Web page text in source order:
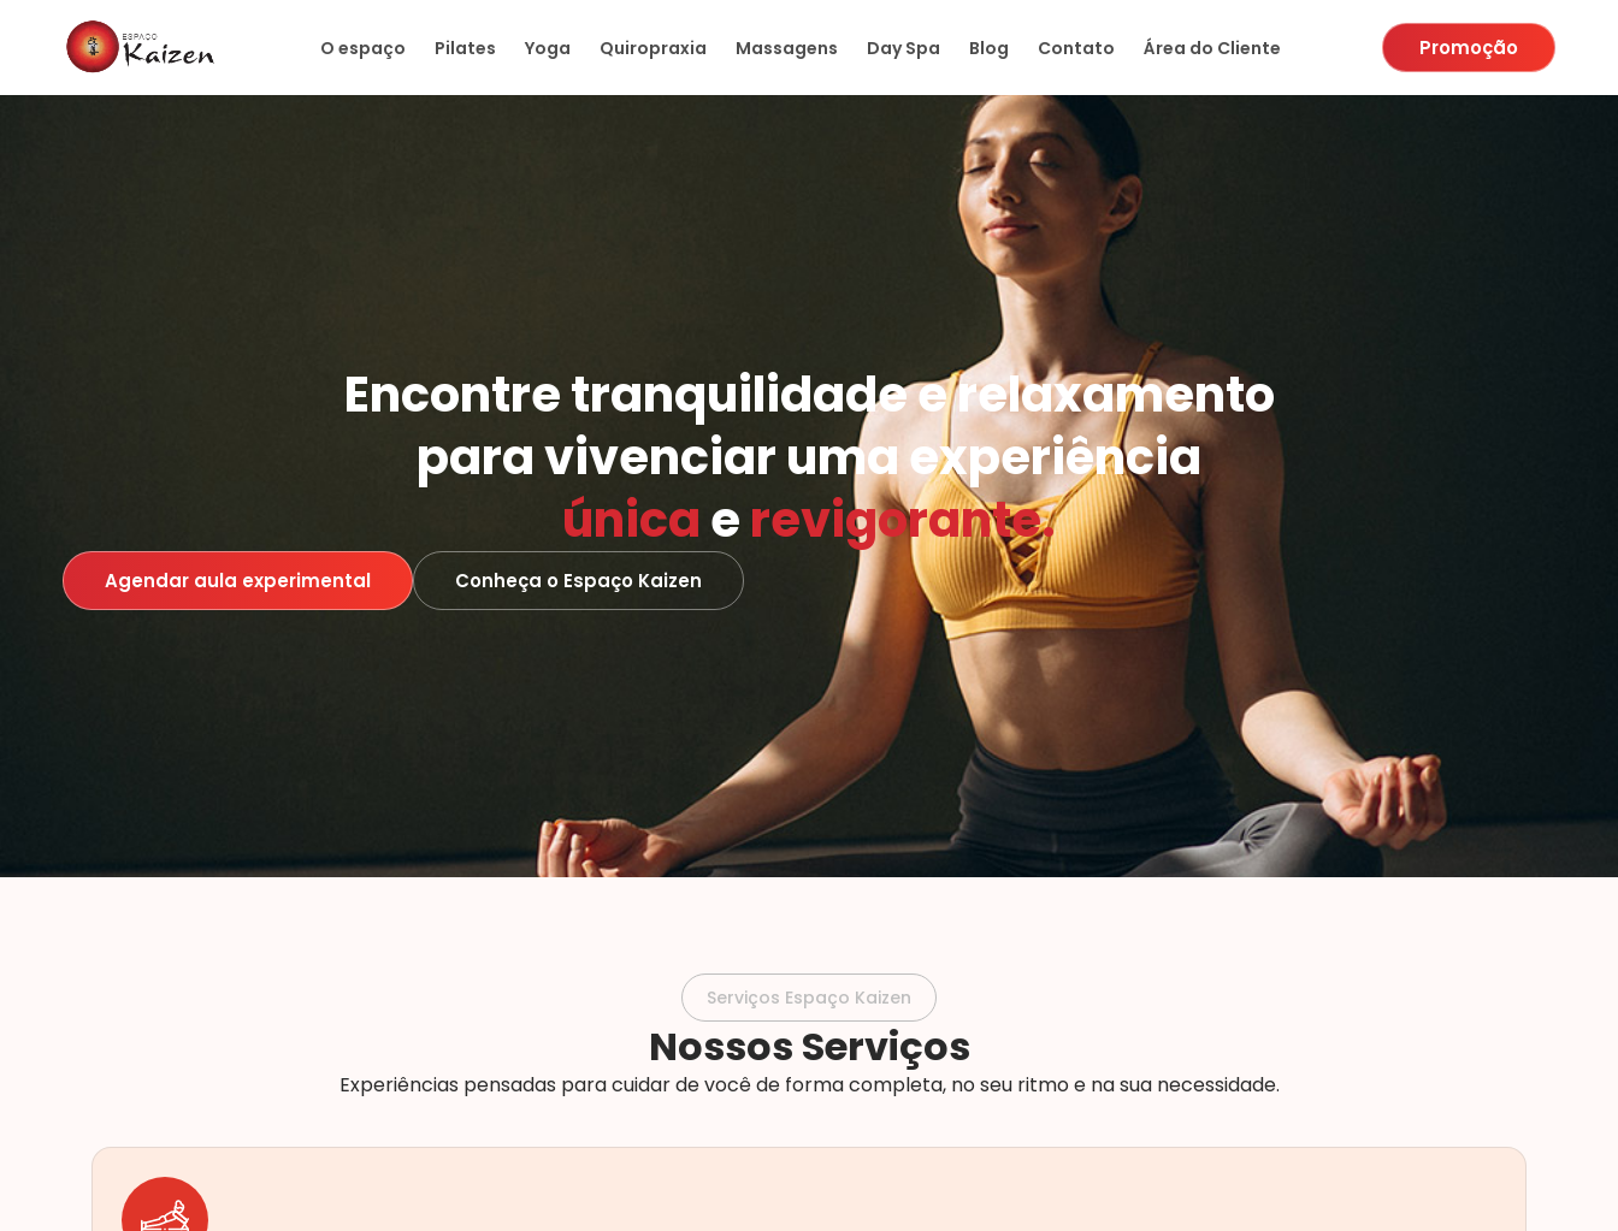
O espaço Pilates Yoga Quiropraxia Massagens Day Spa Blog Contato Área do Cliente Promoção
Encontre tranquilidade e relaxamento
para vivenciar uma experiência
únicaerevigorante.
Agendar aula experimental Conheça o Espaço Kaizen
Serviços Espaço Kaizen
Nossos Serviços
Experiências pensadas para cuidar de você de forma completa, no seu ritmo e na sua necessidade.